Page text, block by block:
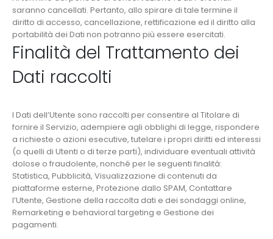
saranno cancellati. Pertanto, allo spirare di tale termine il
diritto di accesso, cancellazione, rettificazione ed il diritto alla
portabilità dei Dati non potranno più essere esercitati.
Finalità del Trattamento dei
Dati raccolti
I Dati dell’Utente sono raccolti per consentire al Titolare di
fornire il Servizio, adempiere agli obblighi di legge, rispondere
a richieste o azioni esecutive, tutelare i propri diritti ed interessi
(o quelli di Utenti o di terze parti), individuare eventuali attività
dolose o fraudolente, nonché per le seguenti finalità:
Statistica, Pubblicità, Visualizzazione di contenuti da
piattaforme esterne, Protezione dallo SPAM, Contattare
l’Utente, Gestione della raccolta dati e dei sondaggi online,
Remarketing e behavioral targeting e Gestione dei
pagamenti.